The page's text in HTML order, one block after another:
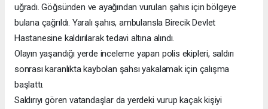
uğradı. Göğsünden ve ayağından vurulan şahıs için bölgeye
bulana çağrıldı. Yaralı şahıs, ambulansla Birecik Devlet
Hastanesine kaldırılarak tedavi altına alındı.
Olayın yaşandığı yerde inceleme yapan polis ekipleri, saldırı
sonrası karanlıkta kaybolan şahsı yakalamak için çalışma
başlattı.
Saldırıyı gören vatandaşlar da yerdeki vurup kaçak kişiyi